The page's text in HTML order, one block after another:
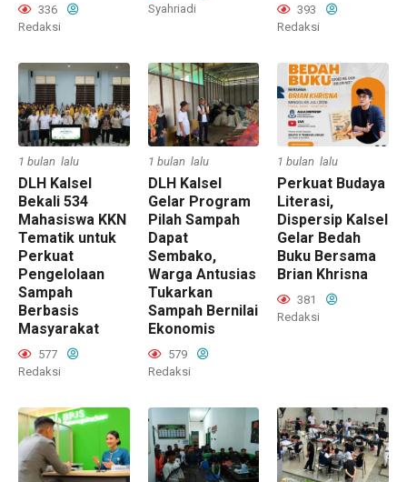
336
Redaksi
Syahriadi
393
Redaksi
1 bulan lalu
DLH Kalsel
Bekali 534
Mahasiswa KKN
Tematik untuk
Perkuat
Pengelolaan
Sampah
Berbasis
Masyarakat
577
Redaksi
1 bulan lalu
DLH Kalsel
Gelar Program
Pilah Sampah
Dapat
Sembako,
Warga Antusias
Tukarkan
Sampah Bernilai
Ekonomis
579
Redaksi
1 bulan lalu
Perkuat Budaya
Literasi,
Dispersip Kalsel
Gelar Bedah
Buku Bersama
Brian Khrisna
381
Redaksi